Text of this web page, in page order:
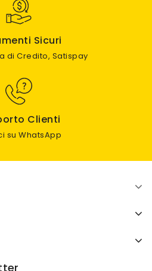
Sicuri
di Credito, Satispay
Clienti
su WhatsApp